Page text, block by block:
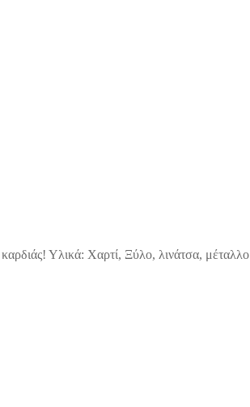
Υλικά: Χαρτί, Ξύλο, λινάτσα, μέταλλο